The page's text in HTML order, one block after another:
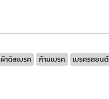
ผ้าดิสเบรค ก้ามเบรค เบรครถยนต์